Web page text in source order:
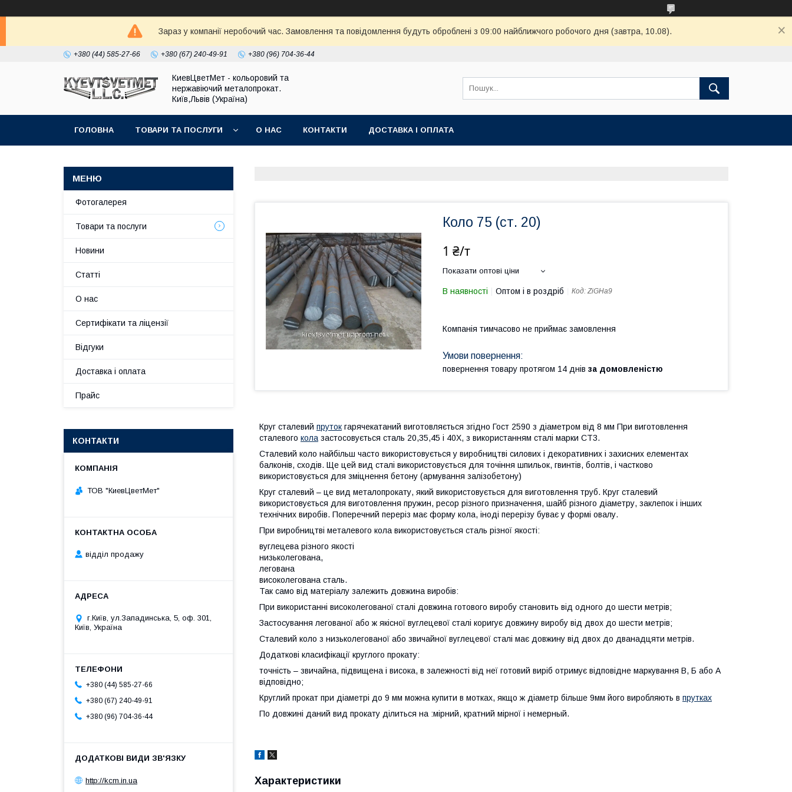
Зараз у компанії неробочий час. Замовлення та повідомлення будуть оброблені з 09:00 найближчого робочого дня (завтра, 10.08).
+380 (44) 585-27-66 +380 (67) 240-49-91 +380 (96) 704-36-44
КиевЦветМет - кольоровий та
нержавіючий металопрокат.
Київ,Львів (Україна)
ГОЛОВНА ТОВАРИ ТА ПОСЛУГИ О НАС КОНТАКТИ ДОСТАВКА І ОПЛАТА
Коло 75 (ст. 20)
1 ₴/т
Показати оптові ціни
В наявності Оптом і в роздріб Код: ZiGHa9
Компанія тимчасово не приймає замовлення
повернення товару протягом 14 днів за домовленістю
Круг сталевий пруток гарячекатаний виготовляється згідно Гост 2590 з діаметром від 8 мм При виготовлення
сталевого колазастосовується сталь 20,35,45 і 40Х, з використанням сталі марки СТ3.
Сталевий коло найбільш часто використовується у виробництві силових і декоративних і захисних елементах
балконів, сходів. Ще цей вид сталі використовується для точіння шпильок, гвинтів, болтів, і частково
використовується для зміцнення бетону (армування залізобетону)
Круг сталевий – це вид металопрокату, який використовується для виготовлення труб. Круг сталевий
використовується для виготовлення пружин, ресор різного призначення, шайб різного діаметру, заклепок і інших
технічних виробів. Поперечний переріз має форму кола, іноді перерізу буває у формі овалу.
При виробництві металевого кола використовується сталь різної якості:
вуглецева різного якості
низьколегована,
легована
високолегована сталь.
Так само від матеріалу залежить довжина виробів:
При використанні високолегованої сталі довжина готового виробу становить від одного до шести метрів;
Застосування легованої або ж якісної вуглецевої сталі коригує довжину виробу від двох до шести метрів;
Сталевий коло з низьколегованої або звичайної вуглецевої сталі має довжину від двох до дванадцяти метрів.
Додаткові класифікації круглого прокату:
точність – звичайна, підвищена і висока, в залежності від неї готовий виріб отримує відповідне маркування В, Б або А
відповідно;
Круглий прокат при діаметрі до 9 мм можна купити в мотках, якщо ж діаметр більше 9мм його виробляють в прутках
По довжині даний вид прокату ділиться на :мірний, кратний мірної і немерный.
Характеристики
Фотогалерея
Товари та послуги
Новини
Статті
О нас
Сертифікати та ліцензії
Відгуки
Доставка і оплата
Прайс
КОНТАКТИ
ТОВ "КиевЦветМет"
відділ продажу
г.Київ, ул.Западинська, 5, оф. 301,
Київ, Україна
+380 (44) 585-27-66
+380 (67) 240-49-91
+380 (96) 704-36-44
http://kcm.in.ua